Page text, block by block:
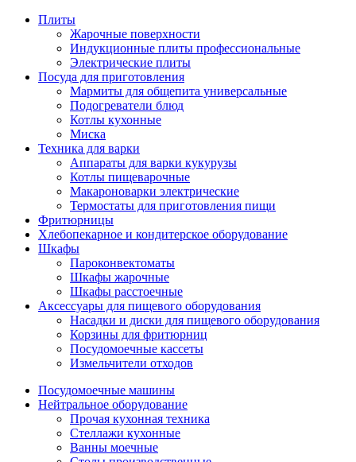
Плиты
Жарочные поверхности
Индукционные плиты профессиональные
Электрические плиты
Посуда для приготовления
Мармиты для общепита универсальные
Подогреватели блюд
Котлы кухонные
Миска
Техника для варки
Аппараты для варки кукурузы
Котлы пищеварочные
Макароноварки электрические
Термостаты для приготовления пищи
Фритюрницы
Хлебопекарное и кондитерское оборудование
Шкафы
Пароконвектоматы
Шкафы жарочные
Шкафы расстоечные
Аксессуары для пищевого оборудования
Насадки и диски для пищевого оборудования
Корзины для фритюрниц
Посудомоечные кассеты
Измельчители отходов
Посудомоечные машины
Нейтральное оборудование
Прочая кухонная техника
Стеллажи кухонные
Ванны моечные